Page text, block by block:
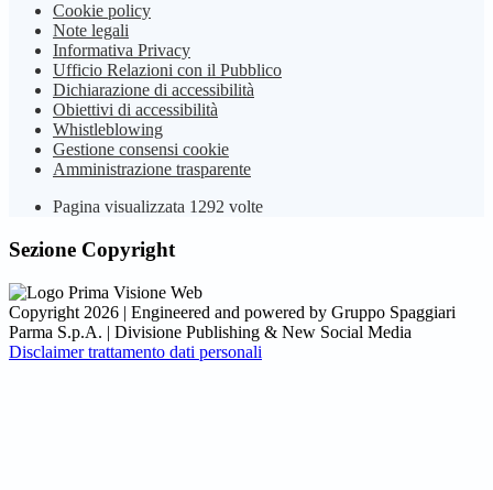
Cookie policy
Note legali
Informativa Privacy
Ufficio Relazioni con il Pubblico
Dichiarazione di accessibilità
Obiettivi di accessibilità
Whistleblowing
Gestione consensi cookie
Amministrazione trasparente
Pagina visualizzata 1292 volte
Sezione Copyright
Copyright 2026 | Engineered and powered by Gruppo Spaggiari
Parma S.p.A. | Divisione Publishing & New Social Media
Disclaimer trattamento dati personali